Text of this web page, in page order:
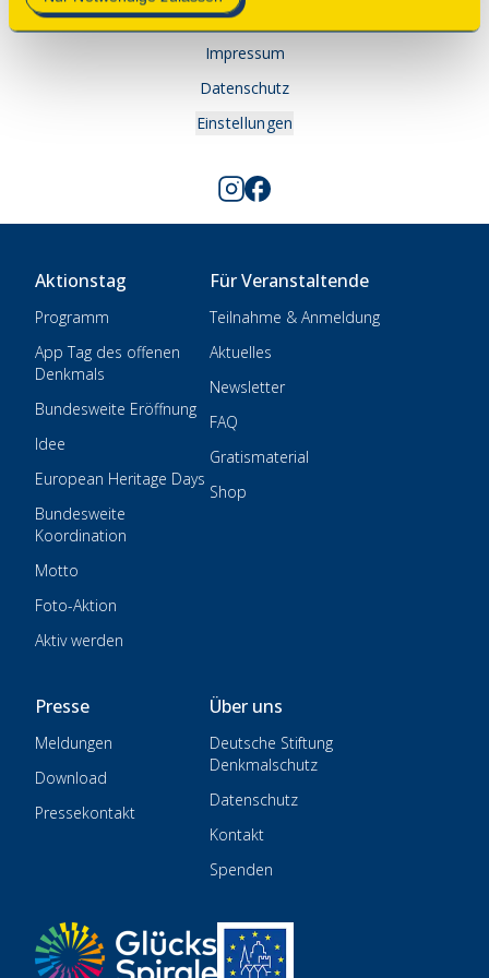
Kontakt
Impressum
Datenschutz
Einstellungen
Aktionstag
Programm
App Tag des offenen
Denkmals
Bundesweite Eröffnung
Idee
European Heritage Days
Bundesweite
Koordination
Motto
Foto-Aktion
Aktiv werden
Für Veranstaltende
Teilnahme & Anmeldung
Aktuelles
Newsletter
FAQ
Gratismaterial
Shop
Presse
Meldungen
Download
Pressekontakt
Über uns
Deutsche Stiftung
Denkmalschutz
Datenschutz
Kontakt
Spenden